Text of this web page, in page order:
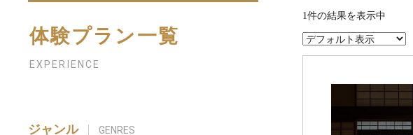
体験プラン一覧
EXPERIENCE
ジャンル GENRES
1件の結果を表示中